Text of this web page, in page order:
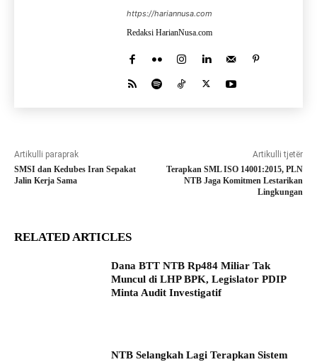
https://hariannusa.com
Redaksi HarianNusa.com
Artikulli paraprak
SMSI dan Kedubes Iran Sepakat
Jalin Kerja Sama
Artikulli tjetër
Terapkan SML ISO 14001:2015, PLN
NTB Jaga Komitmen Lestarikan
Lingkungan
RELATED ARTICLES
Dana BTT NTB Rp484 Miliar Tak
Muncul di LHP BPK, Legislator PDIP
Minta Audit Investigatif
NTB Selangkah Lagi Terapkan Sistem